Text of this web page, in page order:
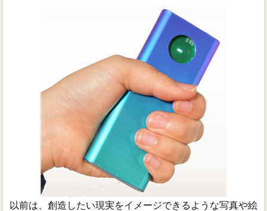
以前は、創造したい現実をイメージできるような写真や絵